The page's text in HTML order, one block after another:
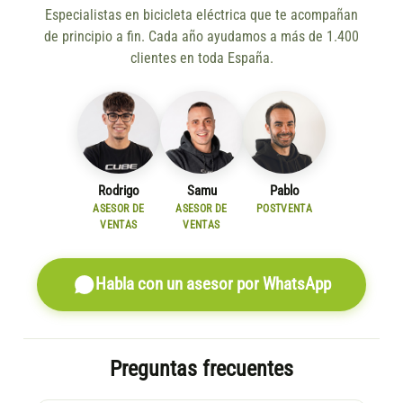
Especialistas en bicicleta eléctrica que te acompañan
de principio a fin. Cada año ayudamos a más de 1.400
clientes en toda España.
Rodrigo
ASESOR DE
VENTAS
Samu
ASESOR DE
VENTAS
Pablo
POSTVENTA
Habla con un asesor por WhatsApp
Preguntas frecuentes